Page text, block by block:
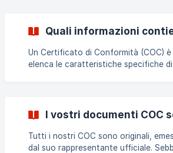
Quali informazioni
Un Certificato di Conformità (COC)
elenca le caratteristiche specifiche di un
Certificato di Conformità (COC)
I vostri documenti COC
Tutti i nostri COC sono originali,
dal suo rappresentante ufficiale.